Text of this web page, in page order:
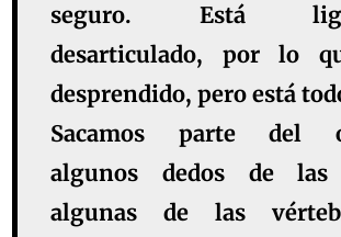
seguro. Está
desarticulado, por lo
desprendido, pero está
Sacamos parte del
algunos dedos de
algunas de las